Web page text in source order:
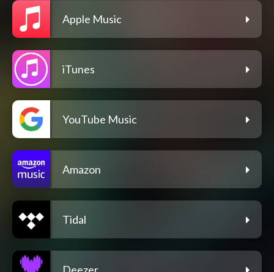
Apple Music
iTunes
YouTube Music
Amazon
Tidal